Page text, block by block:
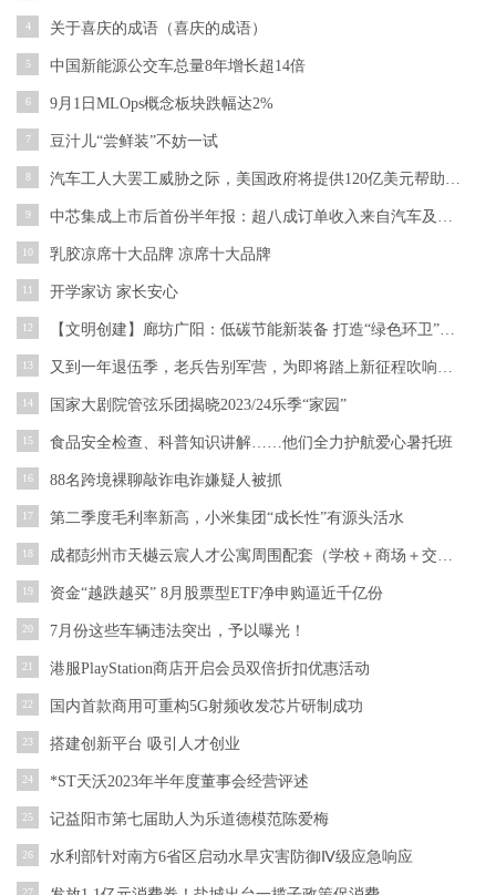
4 关于喜庆的成语（喜庆的成语）
5 中国新能源公交车总量8年增长超14倍
6 9月1日MLOps概念板块跌幅达2%
7 豆汁儿“尝鲜装”不妨一试
8
9
10 乳胶凉席十大品牌 凉席十大品牌
11 开学家访 家长安心
12
13
14 国家大剧院管弦乐团揭晓2023/24乐季“家园”
15 食品安全检查、科普知识讲解……他们全力护航爱心暑托班
16 88名跨境裸聊敲诈电诈嫌疑人被抓
17 第二季度毛利率新高，小米集团“成长性”有源头活水
18
19 资金“越跌越买” 8月股票型ETF净申购逼近千亿份
20 7月份这些车辆违法突出，予以曝光！
21 港服PlayStation商店开启会员双倍折扣优惠活动
22 国内首款商用可重构5G射频收发芯片研制成功
23 搭建创新平台 吸引人才创业
24 *ST天沃2023年半年度董事会经营评述
25 记益阳市第七届助人为乐道德模范陈爱梅
26 水利部针对南方6省区启动水旱灾害防御Ⅳ级应急响应
27